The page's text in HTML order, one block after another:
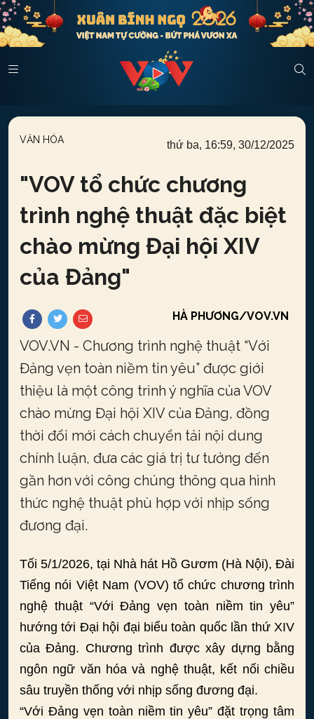
VĂN HÓA thứ ba, 16:59, 30/12/2025
"VOV tổ chức chương
trình nghệ thuật đặc biệt
chào mừng Đại hội XIV
của Đảng"
HÀ PHƯƠNG/VOV.VN
VOV.VN - Chương trình nghệ thuật “Với
Đảng vẹn toàn niềm tin yêu” được giới
thiệu là một công trình ý nghĩa của VOV
chào mừng Đại hội XIV của Đảng, đồng
thời đổi mới cách chuyển tải nội dung
chính luận, đưa các giá trị tư tưởng đến
gần hơn với công chúng thông qua hình
thức nghệ thuật phù hợp với nhịp sống
đương đại.
Tối 5/1/2026, tại Nhà hát Hồ Gươm (Hà Nội), Đài
Tiếng nói Việt Nam (VOV) tổ chức chương trình
nghệ thuật “Với Đảng vẹn toàn niềm tin yêu”
hướng tới Đại hội đại biểu toàn quốc lần thứ XIV
của Đảng. Chương trình được xây dựng bằng
ngôn ngữ văn hóa và nghệ thuật, kết nối chiều
sâu truyền thống với nhịp sống đương đại.
“Với Đảng vẹn toàn niềm tin yêu” đặt trọng tâm